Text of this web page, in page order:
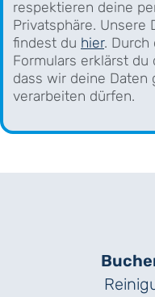
respektieren deine
Privatsphäre. Unsere
findest du hier. Durch
Formulars erklärst du
dass wir deine Daten
verarbeiten dürfen.